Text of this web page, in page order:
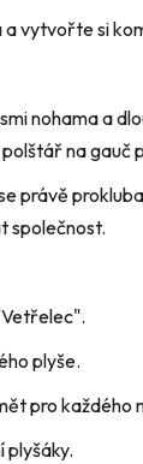
vytvořte si
nohama a
na gauč
právě
společnost.
plyše.
pro každého
plyšáky.